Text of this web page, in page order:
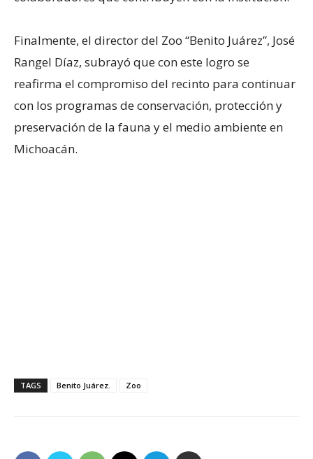
Finalmente, el director del Zoo “Benito Juárez”, José
Rangel Díaz, subrayó que con este logro se
reafirma el compromiso del recinto para continuar
con los programas de conservación, protección y
preservación de la fauna y el medio ambiente en
Michoacán.
TAGS Benito Juárez. Zoo